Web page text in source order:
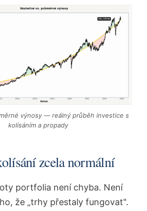
výnosy — reálný průběh investice s
kolísáním a propady
zcela normální
portfolia není chyba. Není
že „trhy přestaly fungovat".